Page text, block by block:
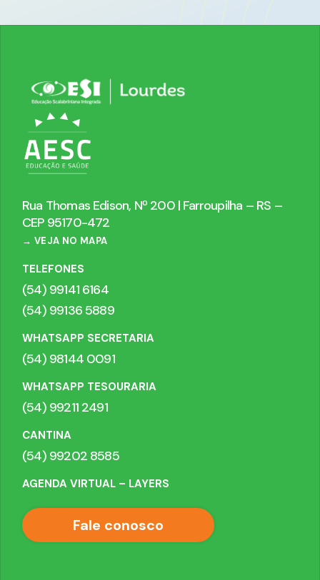
Rua Thomas Edison, Nº 200 | Farroupilha – RS –
CEP 95170-472
→ VEJA NO MAPA
TELEFONES
(54) 99141 6164
(54) 99136 5889
WHATSAPP SECRETARIA
(54) 98144 0091
WHATSAPP TESOURARIA
(54) 99211 2491
CANTINA
(54) 99202 8585
AGENDA VIRTUAL – LAYERS
Fale conosco